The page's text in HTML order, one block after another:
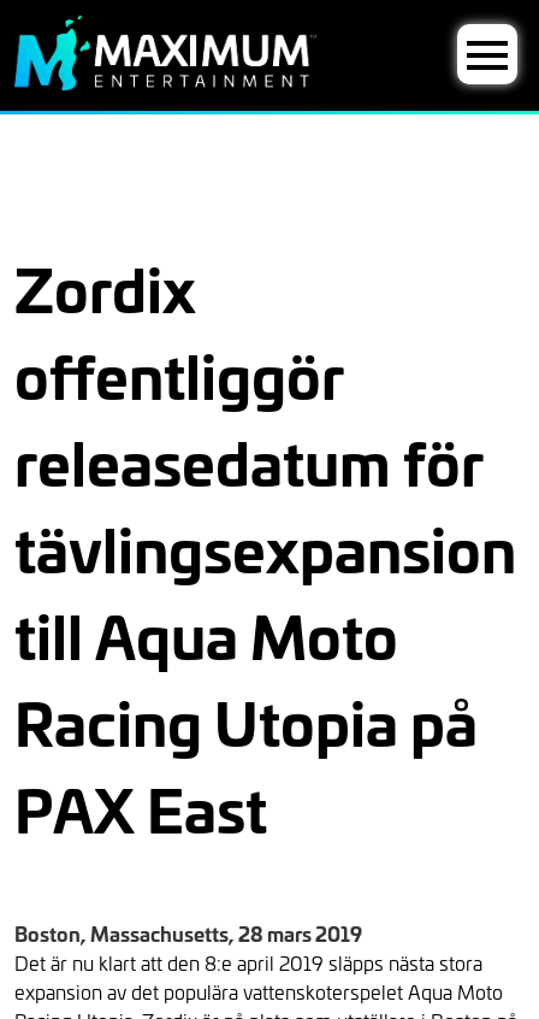
Zordix
offentliggör
releasedatum för
tävlingsexpansion
till Aqua Moto
Racing Utopia på
PAX East
Boston, Massachusetts, 28 mars 2019
Det är nu klart att den 8:e april 2019 släpps nästa stora
expansion av det populära vattenskoterspelet Aqua Moto